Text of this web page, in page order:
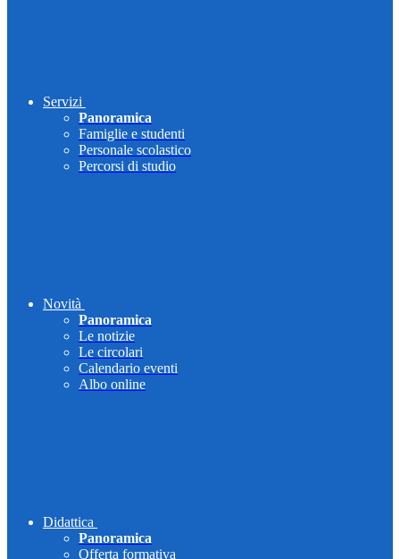
Servizi
Panoramica
Famiglie e studenti
Personale scolastico
Percorsi di studio
Novità
Panoramica
Le notizie
Le circolari
Calendario eventi
Albo online
Didattica
Panoramica
Offerta formativa